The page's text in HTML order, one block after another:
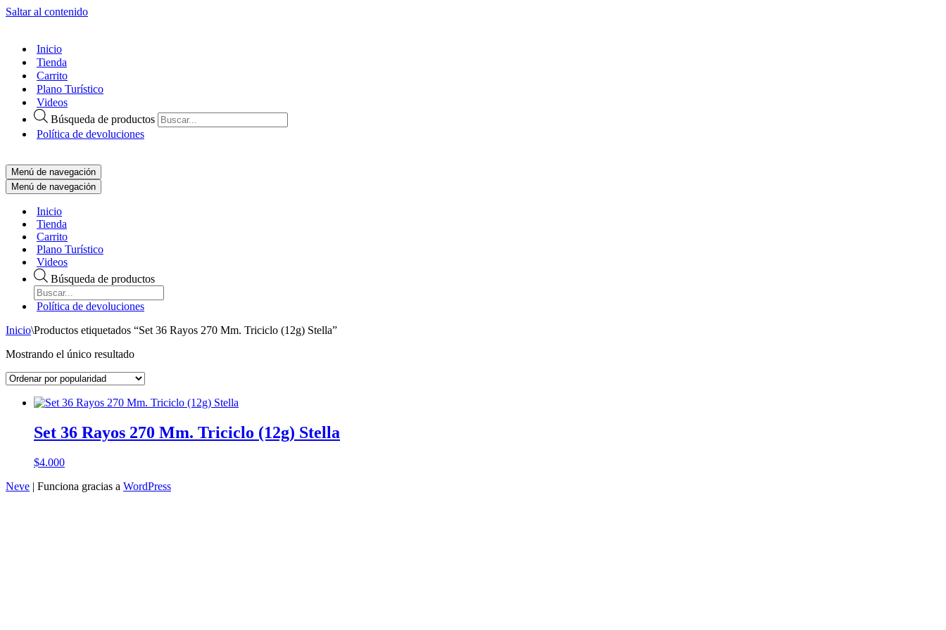
Saltar al contenido
Inicio
Tienda
Carrito
Plano Turístico
Videos
Búsqueda de productos
Política de devoluciones
Menú de navegación
Menú de navegación
Inicio
Tienda
Carrito
Plano Turístico
Videos
Búsqueda de productos
Política de devoluciones
Inicio\Productos etiquetados “Set 36 Rayos 270 Mm. Triciclo (12g) Stella”
Mostrando el único resultado
Set 36 Rayos 270 Mm. Triciclo (12g) Stella
$4.000
Neve | Funciona gracias a WordPress